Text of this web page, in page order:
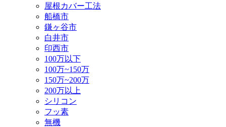
屋根カバー工法
船橋市
鎌ヶ谷市
白井市
印西市
100万以下
100万~150万
150万~200万
200万以上
シリコン
フッ素
無機